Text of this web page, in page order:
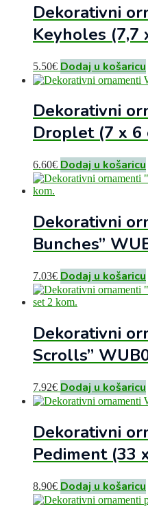
Dekorativni
Keyholes (7,7
5.50€ Dodaj u košaricu
Dekorativni
Droplet (7 x 6
6.60€ Dodaj u košaricu
Dekorativni
Bunches”
7.03€ Dodaj u košaricu
Dekorativni
Scrolls”
7.92€ Dodaj u košaricu
Dekorativni
Pediment (33
8.90€ Dodaj u košaricu